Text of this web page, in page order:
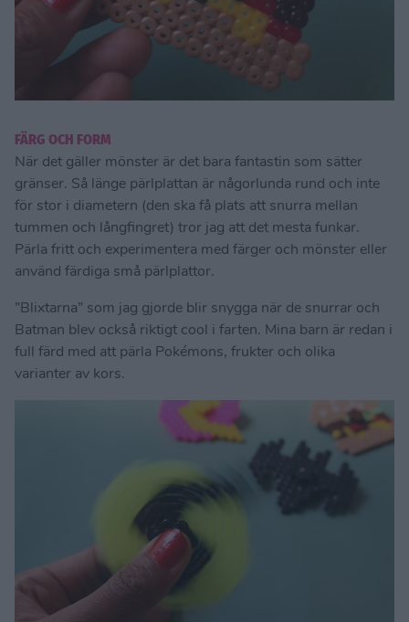
FÄRG OCH FORM
När det gäller mönster är det bara fantastin som sätter
gränser. Så länge pärlplattan är någorlunda rund och inte
för stor i diametern (den ska få plats att snurra mellan
tummen och långfingret) tror jag att det mesta funkar.
Pärla fritt och experimentera med färger och mönster eller
använd färdiga små pärlplattor.
”Blixtarna” som jag gjorde blir snygga när de snurrar och
Batman blev också riktigt cool i farten. Mina barn är redan i
full färd med att pärla Pokémons, frukter och olika
varianter av kors.